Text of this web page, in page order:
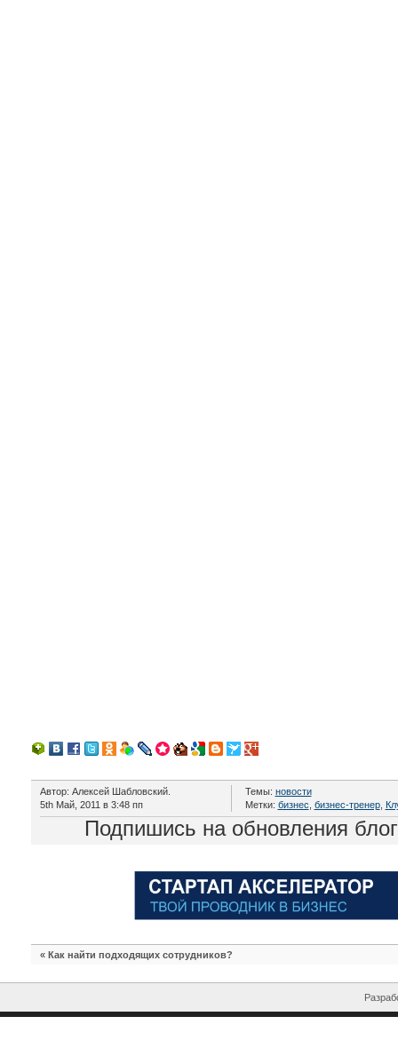
Автор: Алексей Шабловский.
5th Май, 2011 в 3:48 пп
Темы: новости
Метки: бизнес бизнес-тренер,
Подпишись на обновления
« Как найти подходящих сотрудников?